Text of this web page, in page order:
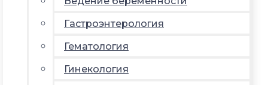
Гастроэнтерология
Гематология
Гинекология